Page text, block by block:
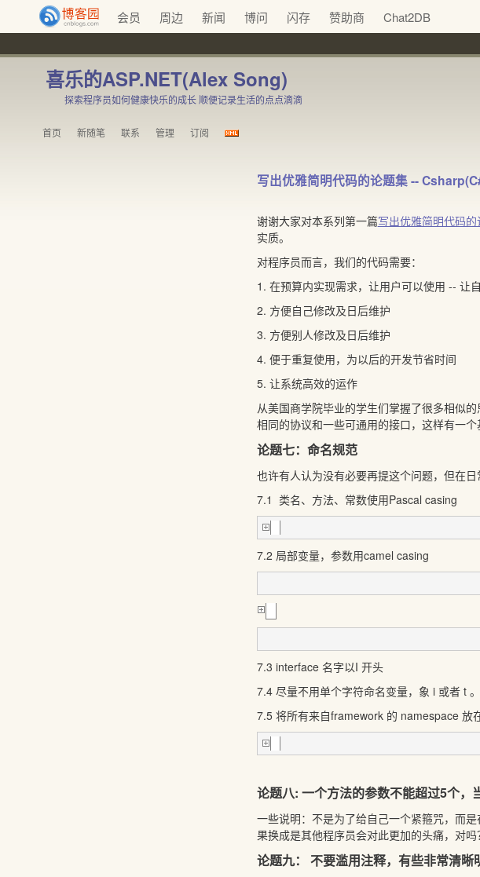
会员 周边 新闻 博问 闪存 赞助商 Chat2DB
喜乐的ASP.NET(Alex Song)
探索程序员如何健康快乐的成长 顺便记录生活的点点滴滴
首页 新随笔 联系 管理 订阅
写出优雅简明代码的论题集 --
谢谢大家对本系列第一篇写出优雅简明代码
实质。
对程序员而言，我们的代码需要：
1. 在预算内实现需求，让用户可以使用 -- 让
2. 方便自己修改及日后维护
3. 方便别人修改及日后维护
4. 便于重复使用，为以后的开发节省时间
5. 让系统高效的运作
从美国商学院毕业的学生们掌握了很多相似
相同的协议和一些可通用的接口，这样有一个
论题七：命名规范
也许有人认为没有必要再提这个问题，但在
7.1 类名、方法、常数使用Pascal casing
7.2 局部变量，参数用camel casing
7.3 interface 名字以I 开头
7.4 尽量不用单个字符命名变量，象 i 或者 t
7.5 将所有来自framework 的 namespace 放
论题八: 一个方法的参数不能超过5个，
一些说明：不是为了给自己一个紧箍咒，而
果换成是其他程序员会对此更加的头痛，对吗
论题九： 不要滥用注释，有些非常清晰